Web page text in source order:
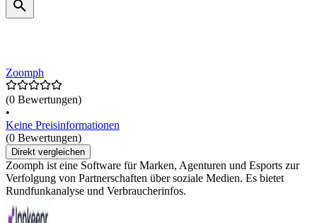
Zoomph
(0 Bewertungen)
•
Keine Preisinformationen
(0 Bewertungen)
Direkt vergleichen
Zoomph ist eine Software für Marken, Agenturen und Esports zur
Verfolgung von Partnerschaften über soziale Medien. Es bietet
Rundfunkanalyse und Verbraucherinfos.